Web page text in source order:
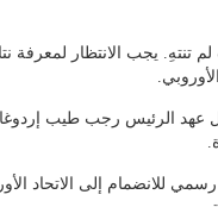
تنتهِ. يجب الانتظار لمعرفة
عهد الرئيس رجب طيب
للانضمام إلى الاتحاد